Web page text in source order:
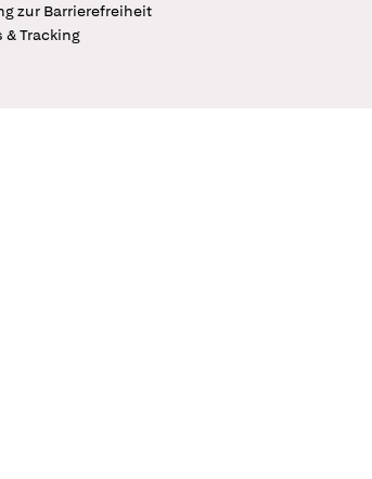
zur Barrierefreiheit
& Tracking